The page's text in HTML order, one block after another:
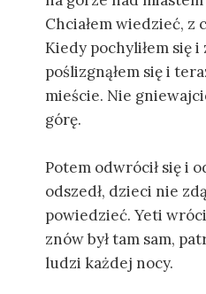
Chciałem wiedzieć, z
Kiedy pochyliłem się i
poślizgnąłem się i
mieście. Nie
górę.
Potem odwrócił się i
odszedł, dzieci nie
powiedzieć. Yeti
znów był tam sam,
ludzi każdej nocy.